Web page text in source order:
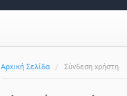
Αρχική Σελίδα Σύνδεση χρήστη